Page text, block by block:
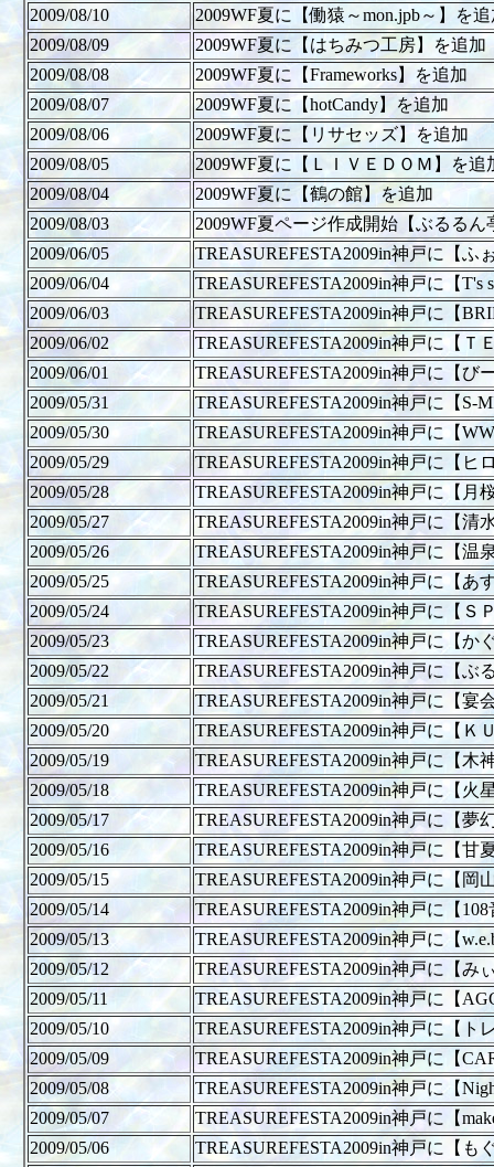
2009/08/10
2009WF夏に【働猿～mon.jpb～】を
2009/08/09
2009WF夏に【はちみつ工房】を追加
2009/08/08
2009WF夏に【Frameworks】を追加
2009/08/07
2009WF夏に【hotCandy】を追加
2009/08/06
2009WF夏に【リサセッズ】を追加
2009/08/05
2009WF夏に【ＬＩＶＥＤＯＭ】を追
2009/08/04
2009WF夏に【鶴の館】を追加
2009/08/03
2009WF夏ページ作成開始【ぶるるん
2009/06/05
TREASUREFESTA2009in神戸に【ふ
2009/06/04
TREASUREFESTA2009in神戸に【T's
2009/06/03
TREASUREFESTA2009in神戸に【
2009/06/02
TREASUREFESTA2009in神戸に【Ｔ
2009/06/01
TREASUREFESTA2009in神戸に【び
2009/05/31
TREASUREFESTA2009in神戸に【S-
2009/05/30
TREASUREFESTA2009in神戸に【
2009/05/29
TREASUREFESTA2009in神戸に【ヒ
2009/05/28
TREASUREFESTA2009in神戸に【月
2009/05/27
TREASUREFESTA2009in神戸に【清
2009/05/26
TREASUREFESTA2009in神戸に【温
2009/05/25
TREASUREFESTA2009in神戸に【あ
2009/05/24
TREASUREFESTA2009in神戸に【
2009/05/23
TREASUREFESTA2009in神戸に【か
2009/05/22
TREASUREFESTA2009in神戸に【ぶ
2009/05/21
TREASUREFESTA2009in神戸に【宴
2009/05/20
TREASUREFESTA2009in神戸に【Ｋ
2009/05/19
TREASUREFESTA2009in神戸に【木
2009/05/18
TREASUREFESTA2009in神戸に【火
2009/05/17
TREASUREFESTA2009in神戸に【夢
2009/05/16
TREASUREFESTA2009in神戸に【甘
2009/05/15
TREASUREFESTA2009in神戸に【岡
2009/05/14
TREASUREFESTA2009in神戸に【
2009/05/13
TREASUREFESTA2009in神戸に【
2009/05/12
TREASUREFESTA2009in神戸に【み
2009/05/11
TREASUREFESTA2009in神戸に【
2009/05/10
TREASUREFESTA2009in神戸に【
2009/05/09
TREASUREFESTA2009in神戸に【
2009/05/08
TREASUREFESTA2009in神戸に【
2009/05/07
TREASUREFESTA2009in神戸に【
2009/05/06
TREASUREFESTA2009in神戸に【も